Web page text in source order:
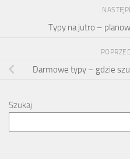
Typy na jutro –
Darmowe typy – gdzie
Szukaj